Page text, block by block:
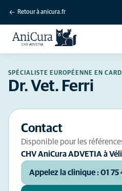
Retour à anicura.fr
SPÉCIALISTE EUROPÉENNE EN
Dr. Vet. Ferri
Contact
Disponible pour les
CHV AniCura ADVETIA à
Appelez la clinique : 01 75